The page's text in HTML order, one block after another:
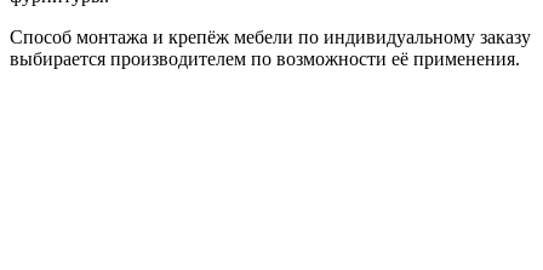
Способ монтажа и крепёж мебели по индивидуальному заказу
выбирается производителем по возможности её применения.